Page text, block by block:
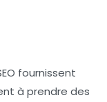
fournissent
à prendre des